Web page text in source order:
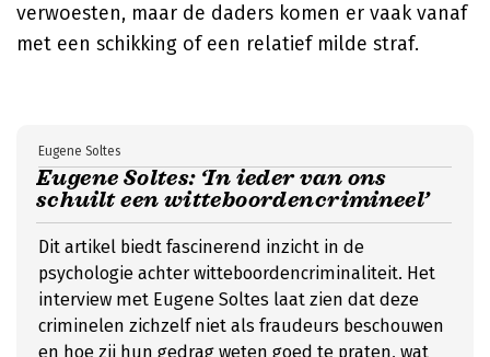
verwoesten, maar de daders komen er vaak vanaf
met een schikking of een relatief milde straf.
Eugene Soltes: ‘In ieder van ons
schuilt een witteboordencrimineel’
Eugene Soltes
Dit artikel biedt fascinerend inzicht in de
psychologie achter witteboordencriminaliteit. Het
interview met Eugene Soltes laat zien dat deze
criminelen zichzelf niet als fraudeurs beschouwen
en hoe zij hun gedrag weten goed te praten, wat